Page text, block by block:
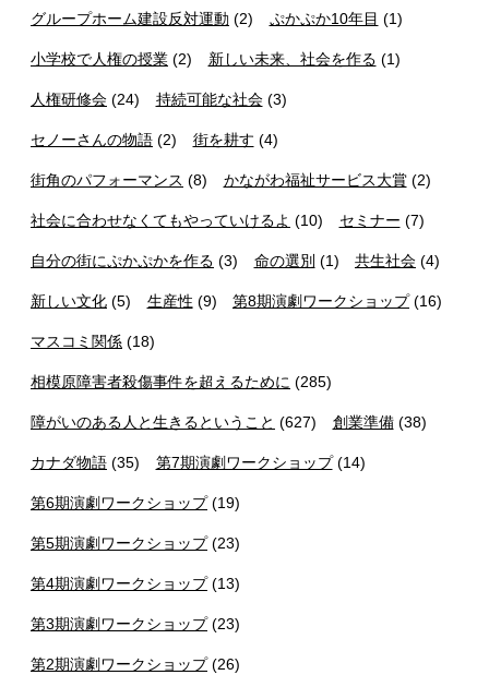
グループホーム建設反対運動 (2) ぷかぷか10年目 (1)
小学校で人権の授業 (2) 新しい未来、社会を作る (1)
人権研修会 (24) 持続可能な社会(3)
セノーさんの物語 (2) 街を耕す (4)
街角のパフォーマンス (8) かながわ福祉サービス大賞(2)
社会に合わせなくてもやっていけるよ (10) セミナー (7)
自分の街にぷかぷかを作る (3) 命の選別 (1) 共生社会 (4)
新しい文化 (5) 生産性 (9) 第8期演劇ワークショップ(16)
マスコミ関係 (18)
相模原障害者殺傷事件を超えるために (285)
障がいのある人と生きるということ (627) 創業準備(38)
カナダ物語 (35) 第7期演劇ワークショップ(14)
第6期演劇ワークショップ(19)
第5期演劇ワークショップ(23)
第4期演劇ワークショップ(13)
第3期演劇ワークショップ(23)
第2期演劇ワークショップ(26)